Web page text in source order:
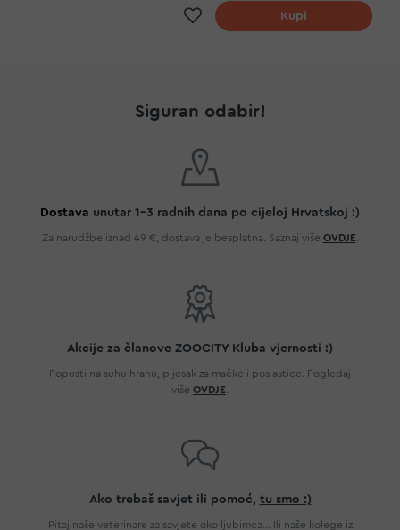
Dodaj na listu želja
Kupi
Siguran odabir!
Dostava unutar 1-3 radnih dana po cijeloj Hrvatskoj :)
Za narudžbe iznad 49 €, dostava je besplatna. Saznaj više OVDJE
Akcije za članove ZOOCITY Kluba vjernosti :)
Popusti na suhu hranu, pijesak za mačke i poslastice. Pogledaj
više OVDJE
Ako trebaš savjet ili pomoć, tu smo :)
Pitaj naše veterinare za savjete oko ljubimca... Ili naše kolege iz